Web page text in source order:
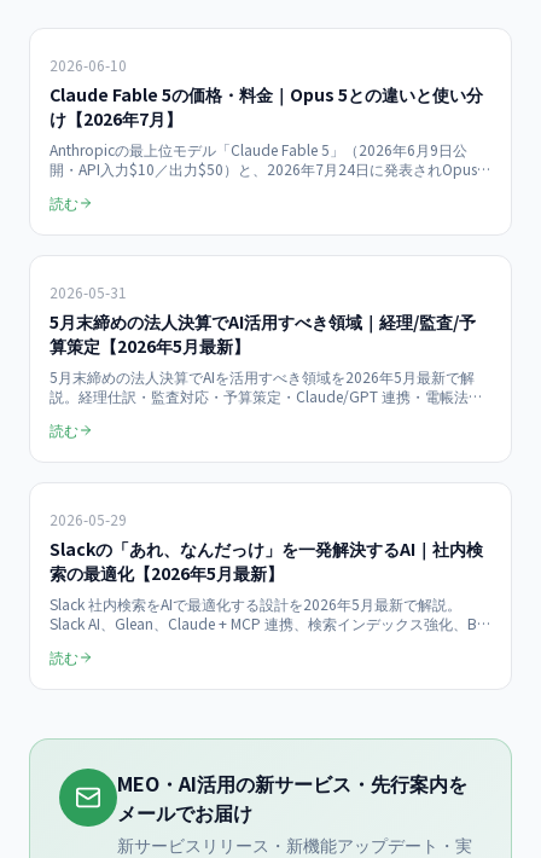
2026-06-10
Claude Fable 5の価格・料金｜Opus 5との違いと使い分
け【2026年7月】
Anthropicの最上位モデル「Claude Fable 5」（2026年6月9日公
開・API入力$10／出力$50）と、2026年7月24日に発表されOpus
low/medium/highのeffort切替）。2モデルの違い・料金・中小企業
読む
2026-05-31
5月末締めの法人決算でAI活用すべき領域｜経理/監査/予
算策定【2026年5月最新】
5月末締めの法人決算でAIを活用すべき領域を2026年5月最新で解
説。経理仕訳・監査対応・予算策定・Claude/GPT 連携・電帳法対
読む
2026-05-29
Slackの「あれ、なんだっけ」を一発解決するAI｜社内検
索の最適化【2026年5月最新】
Slack 社内検索をAIで最適化する設計を2026年5月最新で解説。
Slack AI、Glean、Claude + MCP 連携、検索インデックス強化、Bot
読む
MEO・AI活用の新サービス・先行案内を
メールでお届け
新サービスリリース・新機能アップデート・実